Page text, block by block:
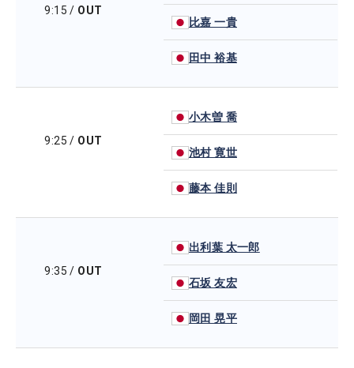
9:15 / OUT
比嘉 一貴
田中 裕基
9:25 / OUT
小木曽 喬
池村 寛世
藤本 佳則
9:35 / OUT
出利葉 太一郎
石坂 友宏
岡田 晃平